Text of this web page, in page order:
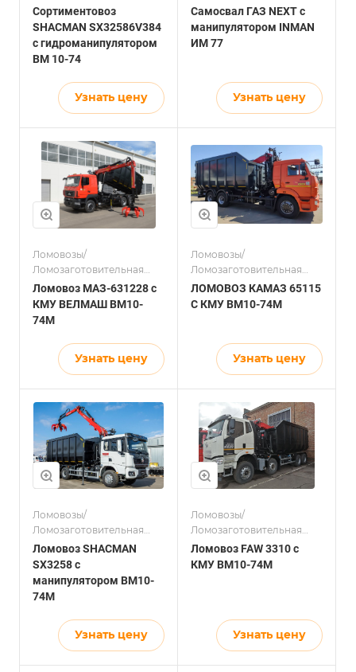
Сортиментовоз
SHACMAN SX32586V384
с гидроманипулятором
ВМ 10-74
Узнать цену
логистика
Самосвал ГАЗ NEXT с
манипулятором INMAN
ИМ 77
Узнать цену
Ломовозы/
Ломозаготовительная
отрасль
Ломовоз МАЗ-631228 с
КМУ ВЕЛМАШ BM10-
74М
Узнать цену
Ломовозы/
Ломозаготовительная
отрасль
ЛОМОВОЗ КАМАЗ 65115
С КМУ ВМ10-74М
Узнать цену
Ломовозы/
Ломозаготовительная
отрасль
Ломовоз SHACMAN
SX3258 с
манипулятором ВМ10-
74М
Узнать цену
Ломовозы/
Ломозаготовительная
отрасль
Ломовоз FAW 3310 с
КМУ ВМ10-74М
Узнать цену